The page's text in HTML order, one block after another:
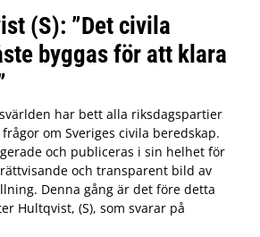
(S): ”Det civila
byggas för att klara
har bett alla riksdagspartier
om Sveriges civila beredskap.
och publiceras i sin helhet för
och transparent bild av
Denna gång är det före detta
Hultqvist, (S), som svarar på